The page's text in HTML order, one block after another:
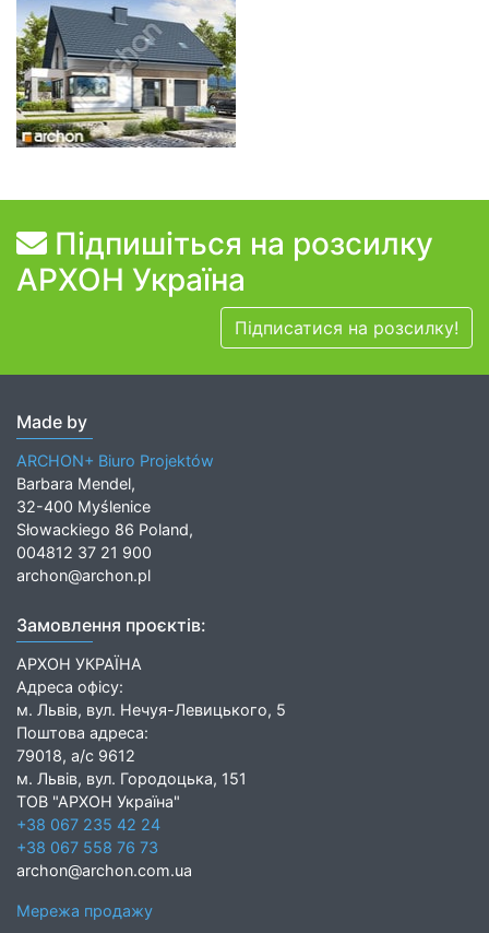
Підпишіться на розсилку
АРХОН Україна
Підписатися на розсилку!
Made by
ARCHON+ Biuro Projektów
Barbara Mendel,
32-400 Myślenice
Słowackiego 86 Poland,
004812 37 21 900
archon@archon.pl
Замовлення проєктів:
АРХОН УКРАЇНА
Адреса офісу:
м. Львів, вул. Нечуя-Левицького, 5
Поштова адреса:
79018, а/с 9612
м. Львів, вул. Городоцька, 151
ТОВ "АРХОН Україна"
+38 067 235 42 24
+38 067 558 76 73
archon@archon.com.ua
Мережа продажу